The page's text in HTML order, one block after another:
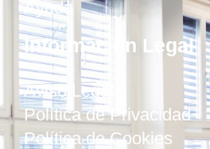
Ayuda
Información Legal
Aviso Legal
Política de Privacidad
Política de Cookies